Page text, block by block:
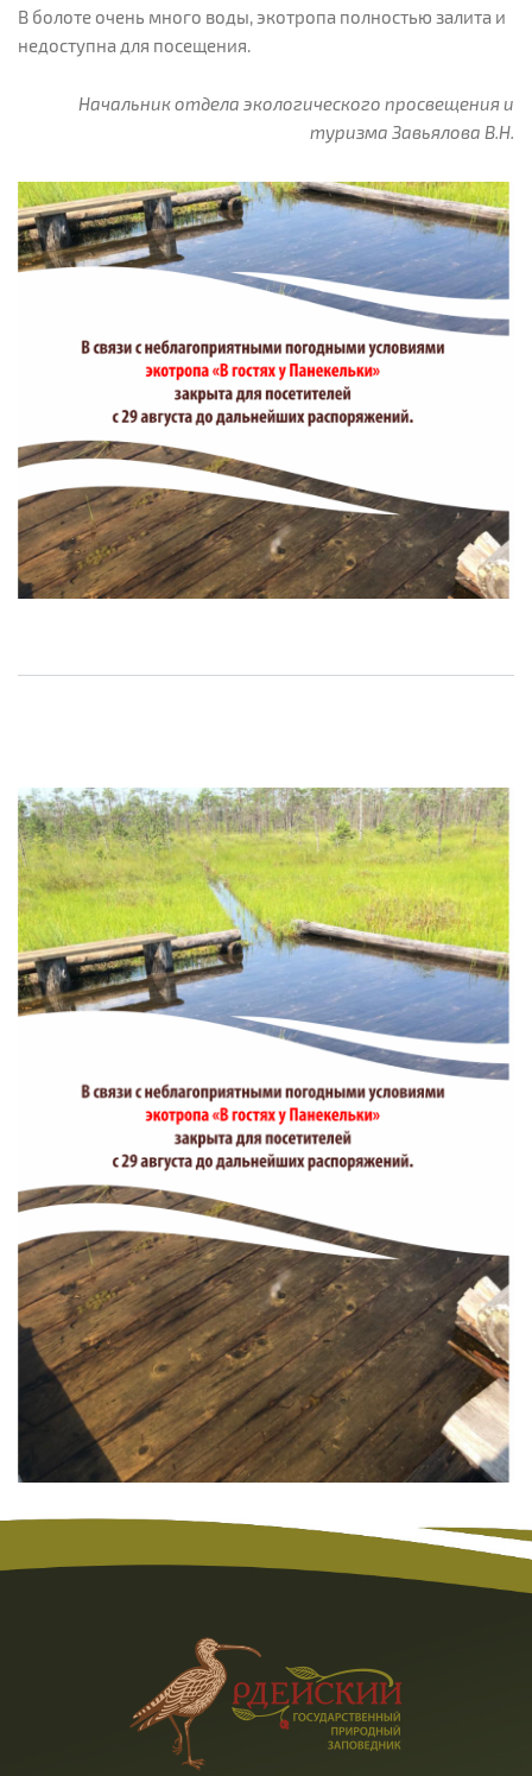
В болоте очень много воды, экотропа полностью залита и
недоступна для посещения.
Начальник отдела экологического просвещения и
туризма Завьялова В.Н.